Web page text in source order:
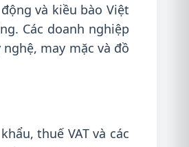
và kiều bào Việt
Các doanh nghiệp
may mặc và đồ
thuế VAT và các